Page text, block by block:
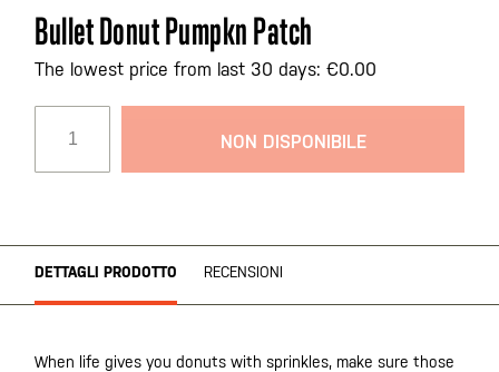
Vai
all'inizio
della
immagini
Bullet Donut Pumpkn Patch
The lowest price from last 30 days: €0.00
NON DISPONIBILE
DETTAGLI PRODOTTO RECENSIONI
When life gives you donuts with sprinkles, make sure those